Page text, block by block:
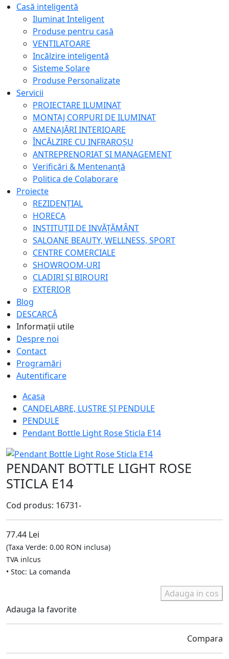
Casă inteligentă
Iluminat Inteligent
Produse pentru casă
VENTILATOARE
Incălzire inteligentă
Sisteme Solare
Produse Personalizate
Servicii
PROIECTARE ILUMINAT
MONTAJ CORPURI DE ILUMINAT
AMENAJĂRI INTERIOARE
ÎNCĂLZIRE CU INFRAROȘU
ANTREPRENORIAT SI MANAGEMENT
Verificări & Mentenanță
Politica de Colaborare
Proiecte
REZIDENȚIAL
HORECA
INSTITUȚII DE INVĂȚĂMÂNT
SALOANE BEAUTY, WELLNESS, SPORT
CENTRE COMERCIALE
SHOWROOM-URI
CLADIRI ȘI BIROURI
EXTERIOR
Blog
DESCARCĂ
Informații utile
Despre noi
Contact
Programări
Autentificare
Acasa
CANDELABRE, LUSTRE ȘI PENDULE
PENDULE
Pendant Bottle Light Rose Sticla E14
PENDANT BOTTLE LIGHT ROSE
STICLA E14
Cod produs: 16731-
77.44 Lei
(Taxa Verde: 0.00 RON inclusa)
TVA inlcus
• Stoc: La comanda
Adauga in cos
Adauga la favorite
Compara